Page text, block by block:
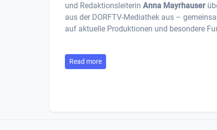
und Redaktionsleiterin Anna Mayrhauser
aus der DORFTV-Mediathek aus –
auf aktuelle Produktionen und besondere
Read more